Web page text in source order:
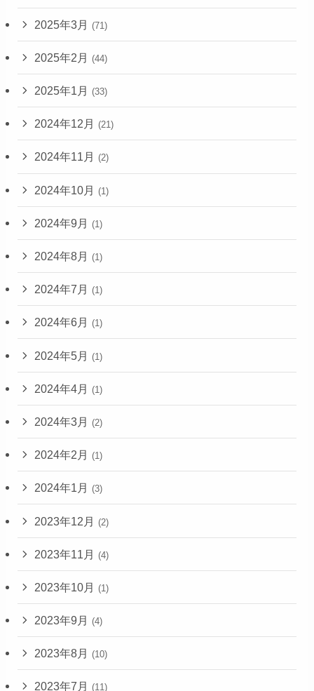
2025年3月 (71)
2025年2月 (44)
2025年1月 (33)
2024年12月 (21)
2024年11月 (2)
2024年10月 (1)
2024年9月 (1)
2024年8月 (1)
2024年7月 (1)
2024年6月 (1)
2024年5月 (1)
2024年4月 (1)
2024年3月 (2)
2024年2月 (1)
2024年1月 (3)
2023年12月 (2)
2023年11月 (4)
2023年10月 (1)
2023年9月 (4)
2023年8月 (10)
2023年7月 (11)